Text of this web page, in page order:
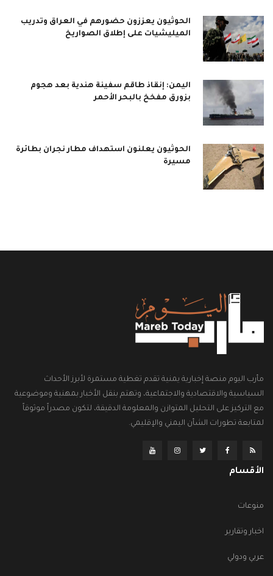
الحوثيون يعززون حضورهم في العراق وتدريب
الميليشيات على إطلاق الصواريخ
اليمن: إنقاذ طاقم سفينة هندية بعد هجوم
بزورق مفخخ بالبحر الأحمر
الحوثيون يعلنون استهداف مطار نجران بطائرة
مسيرة
مأرب اليوم منصة إخبارية يمنية تقدم تغطية مستمرة لأبرز الأحداث
السياسية والاقتصادية والاجتماعية، وتهتم بنقل الأخبار بمهنية وموضوعية
مع التركيز على التحليل المتوازن والمعلومة الدقيقة، لتكون مصدراً موثوقاً
لمتابعة تطورات الشأن اليمني والإقليمي.
الأقسام
منوعات
اخبار وتقارير
عربي ودولي